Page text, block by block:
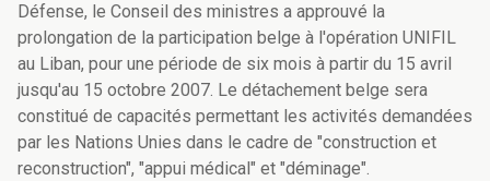
Défense, le Conseil des ministres a approuvé la
prolongation de la participation belge à l'opération UNIFIL
au Liban, pour une période de six mois à partir du 15 avril
jusqu'au 15 octobre 2007. Le détachement belge sera
constitué de capacités permettant les activités demandées
par les Nations Unies dans le cadre de "construction et
reconstruction", "appui médical" et "déminage".